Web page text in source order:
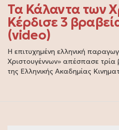
Τα Κάλαντα των
Κέρδισε 3
(video)
Η επιτυχημένη ελληνική
Χριστουγέννων» απέσπασε τρία
της Ελληνικής Ακαδημίας